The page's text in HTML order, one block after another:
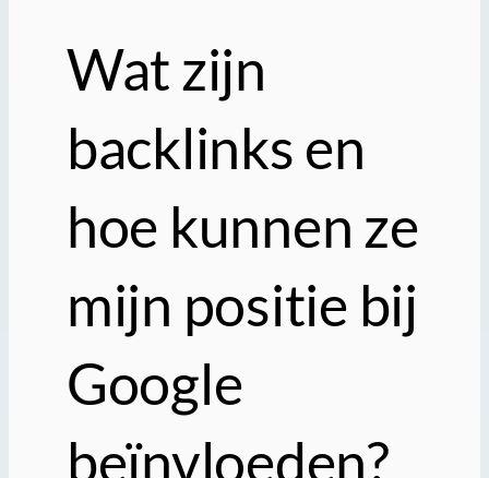
Wat zijn
backlinks en
hoe kunnen ze
mijn positie bij
Google
beïnvloeden?